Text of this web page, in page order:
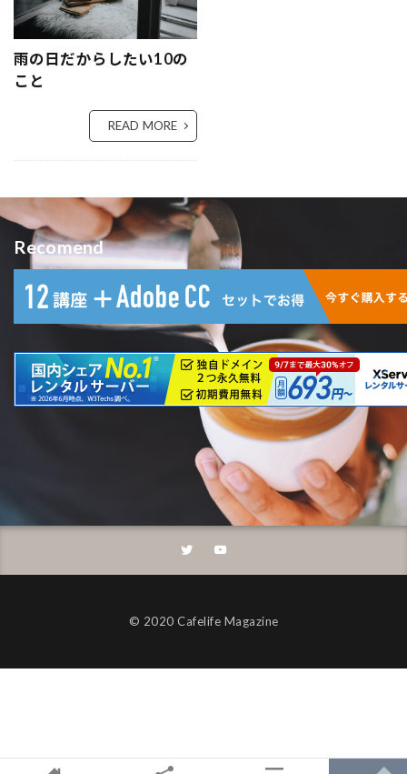
雨の日だからしたい10の
こと
READ MORE
Recomend
©︎ 2020 Cafelife Magazine